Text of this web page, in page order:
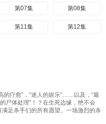
第07集 第08集
第11集 第12集
的疗愈”，“迷人的娱乐”……以及，“最
尸体处理”！？在生死边缘，绝不会
足杀手们的所有愿望。一场激烈的杀